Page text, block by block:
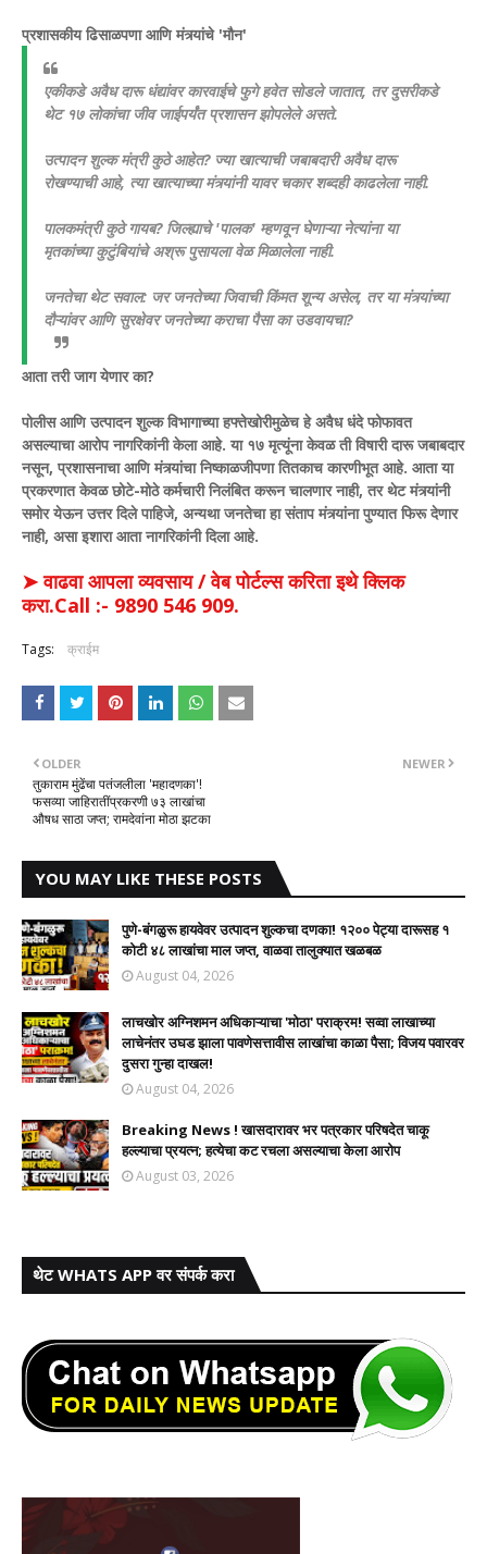
​प्रशासकीय ढिसाळपणा आणि मंत्र्यांचे 'मौन'
​एकीकडे अवैध दारू धंद्यांवर कारवाईचे फुगे हवेत सोडले जातात, तर दुसरीकडे
थेट १७ लोकांचा जीव जाईपर्यंत प्रशासन झोपलेले असते.
​उत्पादन शुल्क मंत्री कुठे आहेत? ज्या खात्याची जबाबदारी अवैध दारू
रोखण्याची आहे, त्या खात्याच्या मंत्र्यांनी यावर चकार शब्दही काढलेला नाही.
​पालकमंत्री कुठे गायब? जिल्ह्याचे 'पालक' म्हणवून घेणाऱ्या नेत्यांना या
मृतकांच्या कुटुंबियांचे अश्रू पुसायला वेळ मिळालेला नाही.
​जनतेचा थेट सवाल: जर जनतेच्या जिवाची किंमत शून्य असेल, तर या मंत्र्यांच्या
दौऱ्यांवर आणि सुरक्षेवर जनतेच्या कराचा पैसा का उडवायचा?
​आता तरी जाग येणार का?
​पोलीस आणि उत्पादन शुल्क विभागाच्या हफ्तेखोरीमुळेच हे अवैध धंदे फोफावत
असल्याचा आरोप नागरिकांनी केला आहे. या १७ मृत्यूंना केवळ ती विषारी दारू जबाबदार
नसून, प्रशासनाचा आणि मंत्र्यांचा निष्काळजीपणा तितकाच कारणीभूत आहे. आता या
प्रकरणात केवळ छोटे-मोठे कर्मचारी निलंबित करून चालणार नाही, तर थेट मंत्र्यांनी
समोर येऊन उत्तर दिले पाहिजे, अन्यथा जनतेचा हा संताप मंत्र्यांना पुण्यात फिरू देणार
नाही, असा इशारा आता नागरिकांनी दिला आहे.
➤ वाढवा आपला व्यवसाय / वेब पोर्टल्स करिता इथे क्लिक
करा.Call :- 9890 546 909.
Tags: क्राईम
NEWER
OLDER
तुकाराम मुंढेंचा पतंजलीला 'महादणका'!
फसव्या जाहिरातींप्रकरणी ७३ लाखांचा
औषध साठा जप्त; रामदेवांना मोठा झटका
YOU MAY LIKE THESE POSTS
पुणे-बंगळुरू हायवेवर उत्पादन शुल्कचा दणका! १२०० पेट्या दारूसह १
कोटी ४८ लाखांचा माल जप्त, वाळवा तालुक्यात खळबळ
August 04, 2026
लाचखोर अग्निशमन अधिकाऱ्याचा 'मोठा' पराक्रम! सव्वा लाखाच्या
लाचेनंतर उघड झाला पावणेसत्तावीस लाखांचा काळा पैसा; विजय पवारवर
दुसरा गुन्हा दाखल!​
August 04, 2026
Breaking News ! खासदारावर भर पत्रकार परिषदेत चाकू
हल्ल्याचा प्रयत्न; हत्येचा कट रचला असल्याचा केला आरोप
August 03, 2026
थेट WHATS APP वर संपर्क करा